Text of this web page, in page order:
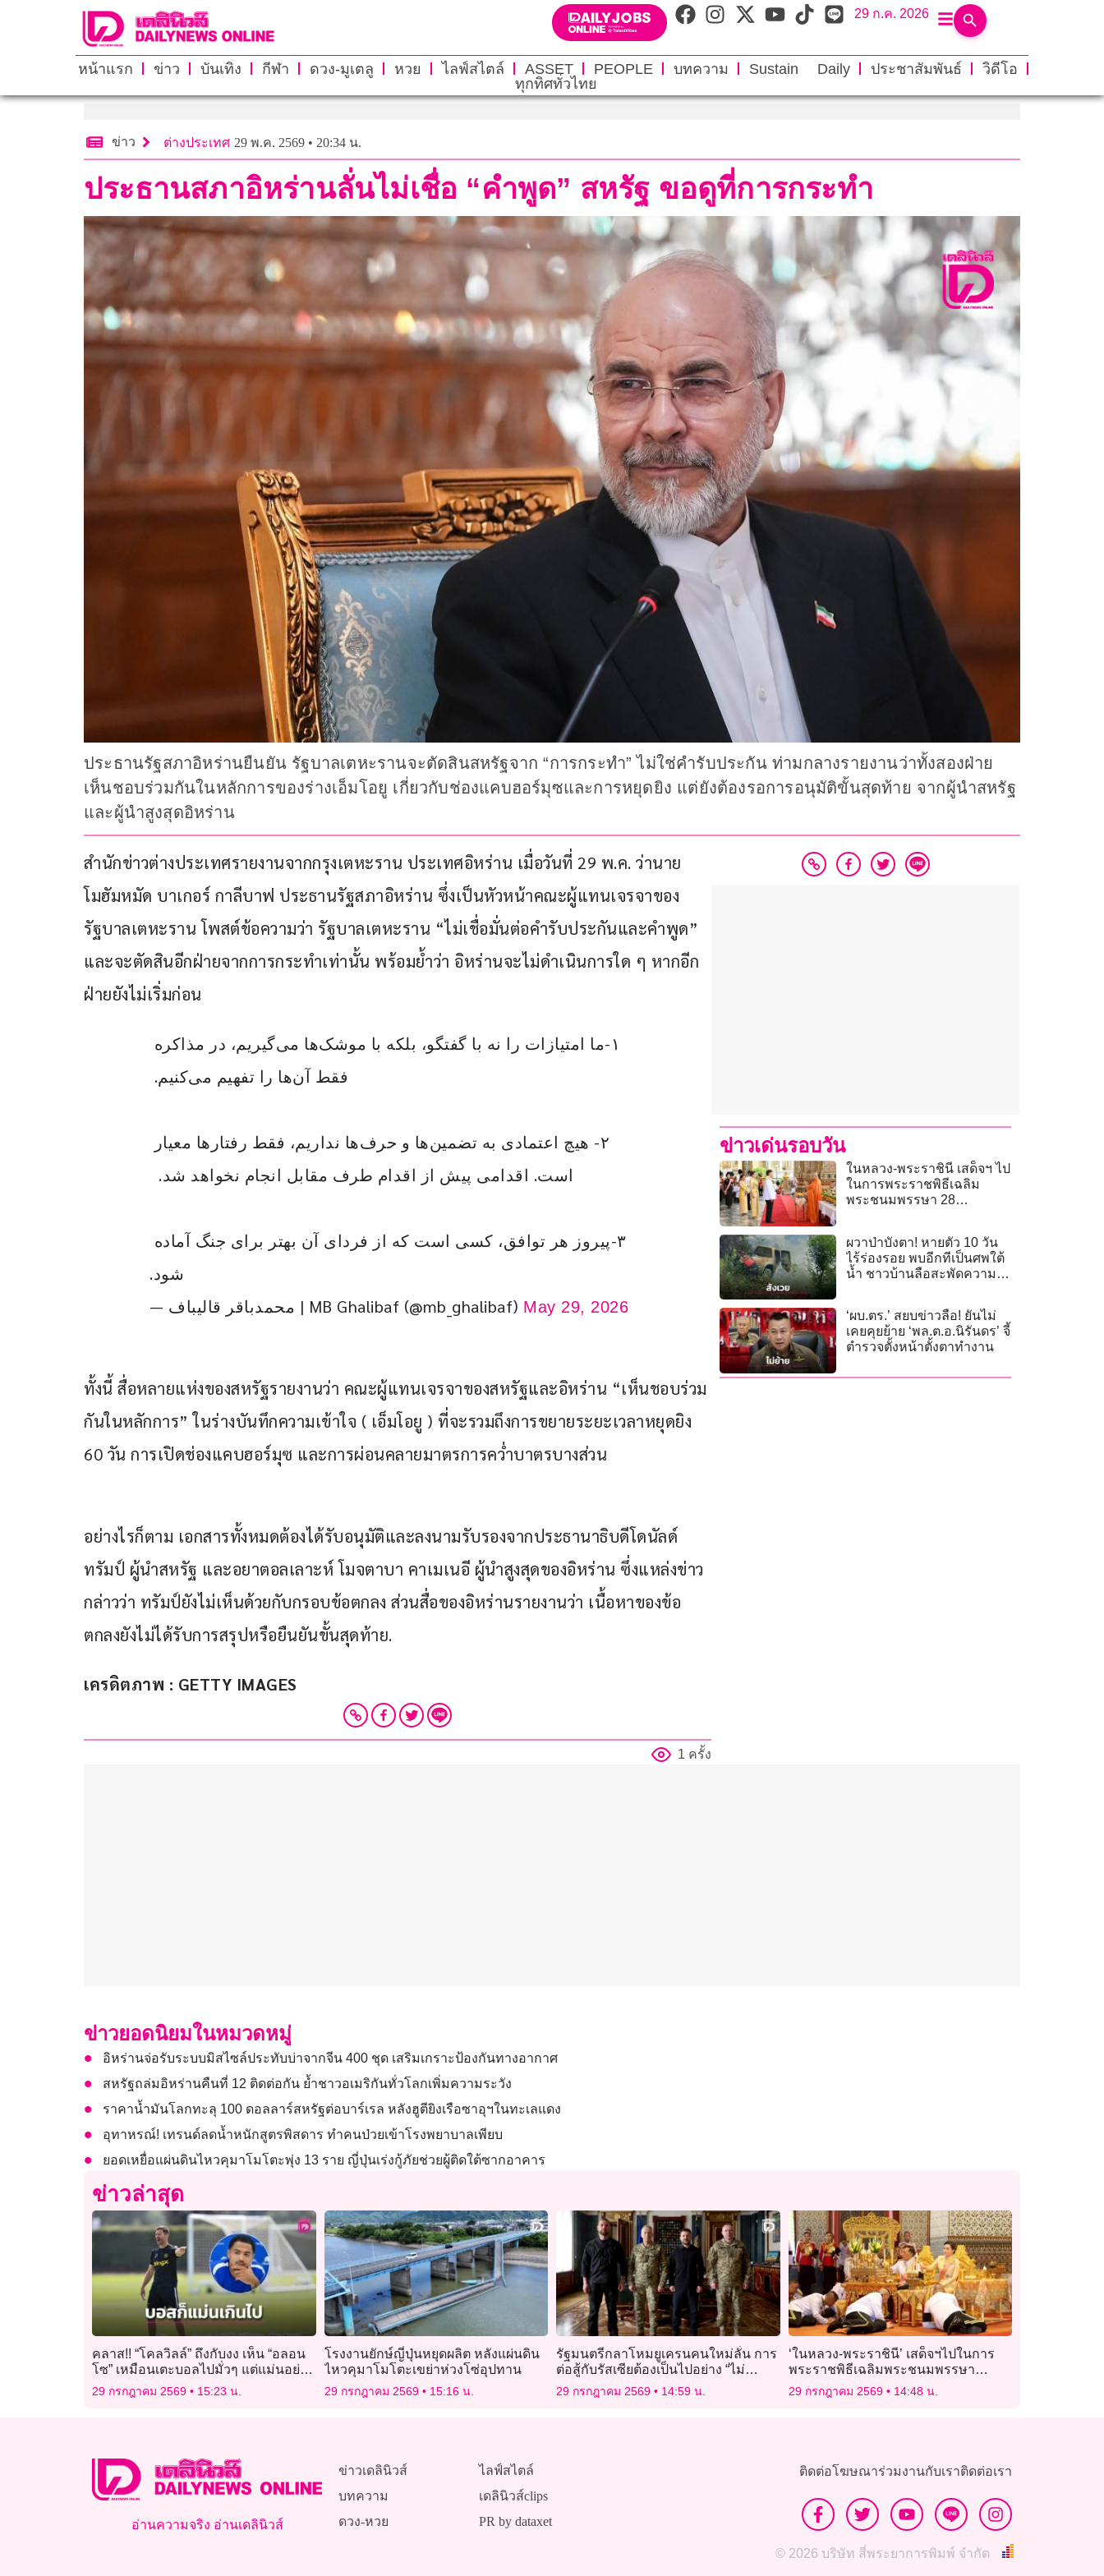
29 ก.ค. 2026
หน้าแรก ข่าว บันเทิง กีฬา ดวง-มูเตลู หวย ไลฟ์สไตล์ ASSET PEOPLE บทความ Sustain Daily ประชาสัมพันธ์
วิดีโอ
ทุกทิศทั่วไทย
ข่าว ต่างประเทศ 29 พ.ค. 2569 • 20:34 น.
ประธานสภาอิหร่านลั่นไม่เชื่อ “คำพูด” สหรัฐ ขอดูที่การกระทำ
ประธานรัฐสภาอิหร่านยืนยัน รัฐบาลเตหะรานจะตัดสินสหรัฐจาก “การกระทำ” ไม่ใช่คำรับประกัน ท่ามกลางรายงานว่าทั้งสองฝ่าย
เห็นชอบร่วมกันในหลักการของร่างเอ็มโอยู เกี่ยวกับช่องแคบฮอร์มุซและการหยุดยิง แต่ยังต้องรอการอนุมัติขั้นสุดท้าย จากผู้นำสหรัฐ
และผู้นำสูงสุดอิหร่าน
สำนักข่าวต่างประเทศรายงานจากกรุงเตหะราน ประเทศอิหร่าน เมื่อวันที่ 29 พ.ค. ว่านาย
โมฮัมหมัด บาเกอร์ กาลีบาฟ ประธานรัฐสภาอิหร่าน ซึ่งเป็นหัวหน้าคณะผู้แทนเจรจาของ
รัฐบาลเตหะราน โพสต์ข้อความว่า รัฐบาลเตหะราน “ไม่เชื่อมั่นต่อคำรับประกันและคำพูด”
และจะตัดสินอีกฝ่ายจากการกระทำเท่านั้น พร้อมย้ำว่า อิหร่านจะไม่ดำเนินการใด ๆ หากอีก
ฝ่ายยังไม่เริ่มก่อน
۱-ما امتیازات را نه با گفتگو، بلکه با موشک‌‌ها می‌گیریم، در مذاکره
فقط آن‌ها را تفهیم می‌کنیم.
۲- هیچ اعتمادی به تضمین‌ها و حرف‌ها نداریم، فقط رفتارها معیار
است. اقدامی پیش از اقدام طرف مقابل انجام نخواهد شد.
۳-پیروز هر توافق، کسی است که از فردای آن بهتر برای جنگ آماده
شود.
— محمدباقر قالیباف | MB Ghalibaf (@mb_ghalibaf) May 29, 2026
ทั้งนี้ สื่อหลายแห่งของสหรัฐรายงานว่า คณะผู้แทนเจรจาของสหรัฐและอิหร่าน “เห็นชอบร่วม
กันในหลักการ” ในร่างบันทึกความเข้าใจ ( เอ็มโอยู ) ที่จะรวมถึงการขยายระยะเวลาหยุดยิง
60 วัน การเปิดช่องแคบฮอร์มุซ และการผ่อนคลายมาตรการคว่ำบาตรบางส่วน
อย่างไรก็ตาม เอกสารทั้งหมดต้องได้รับอนุมัติและลงนามรับรองจากประธานาธิบดีโดนัลด์
ทรัมป์ ผู้นำสหรัฐ และอยาตอลเลาะห์ โมจตาบา คาเมเนอี ผู้นำสูงสุดของอิหร่าน ซึ่งแหล่งข่าว
กล่าวว่า ทรัมป์ยังไม่เห็นด้วยกับกรอบข้อตกลง ส่วนสื่อของอิหร่านรายงานว่า เนื้อหาของข้อ
ตกลงยังไม่ได้รับการสรุปหรือยืนยันขั้นสุดท้าย.
เครดิตภาพ : GETTY IMAGES
1 ครั้ง
ข่าวเด่นรอบวัน
ในหลวง-พระราชินี เสด็จฯ ไป
ในการพระราชพิธีเฉลิม
พระชนมพรรษา 28
ผวาป่าบังตา! หายตัว 10 วัน
ไร้ร่องรอย พบอีกทีเป็นศพใต้
น้ำ ชาวบ้านลือสะพัดความ
‘ผบ.ตร.’ สยบข่าวลือ! ยันไม่
เคยคุยย้าย ‘พล.ต.อ.นิรันดร’ จี้
ตำรวจตั้งหน้าตั้งตาทำงาน
ข่าวยอดนิยมในหมวดหมู่
อิหร่านจ่อรับระบบมิสไซล์ประทับบ่าจากจีน 400 ชุด เสริมเกราะป้องกันทางอากาศ
สหรัฐถล่มอิหร่านคืนที่ 12 ติดต่อกัน ย้ำชาวอเมริกันทั่วโลกเพิ่มความระวัง
ราคาน้ำมันโลกทะลุ 100 ดอลลาร์สหรัฐต่อบาร์เรล หลังฮูตียิงเรือซาอุฯในทะเลแดง
อุทาหรณ์! เทรนด์ลดน้ำหนักสูตรพิสดาร ทำคนป่วยเข้าโรงพยาบาลเพียบ
ยอดเหยื่อแผ่นดินไหวคุมาโมโตะพุ่ง 13 ราย ญี่ปุ่นเร่งกู้ภัยช่วยผู้ติดใต้ซากอาคาร
ข่าวล่าสุด
คลาส!! “โคลวิลล์” ถึงกับงง เห็น “อลอน
โซ” เหมือนเตะบอลไปมั่วๆ แต่แม่นอย่าง
กับจับวาง
29 กรกฎาคม 2569 15:23 น.
โรงงานยักษ์ญี่ปุ่นหยุดผลิต หลังแผ่นดิน
ไหวคุมาโมโตะเขย่าห่วงโซ่อุปทาน
29 กรกฎาคม 2569 15:16 น.
รัฐมนตรีกลาโหมยูเครนคนใหม่ลั่น การ
ต่อสู้กับรัสเซียต้องเป็นไปอย่าง “ไม่
สมมาตร”
29 กรกฎาคม 2569 14:59 น.
‘ในหลวง-พระราชินี’ เสด็จฯไปในการ
พระราชพิธีเฉลิมพระชนมพรรษา
พุทธศักราช 2569
29 กรกฎาคม 2569 14:48 น.
อ่านความจริง อ่านเดลินิวส์
ข่าวเดลินิวส์
บทความ
ดวง-หวย
ไลฟ์สไตล์
เดลินิวส์clips
PR by dataxet
ติดต่อโฆษณาร่วมงานกับเราติดต่อเรา
© 2026 บริษัท สี่พระยาการพิมพ์ จำกัด